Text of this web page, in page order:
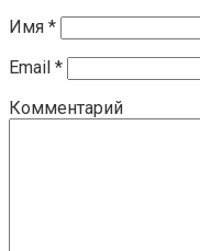
Имя *
Email *
Комментарий